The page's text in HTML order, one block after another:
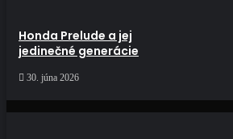
Honda Prelude a jej
jedinečné generácie
30. júna 2026